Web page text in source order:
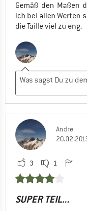
Gemäß den Maßen
ich bei allen Werten
die Taille viel zu eng.
Andre
3 1
SUPER TEIL...